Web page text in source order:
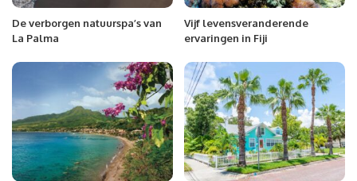
De verborgen natuurspa’s van
La Palma
Vijf levensveranderende
ervaringen in Fiji